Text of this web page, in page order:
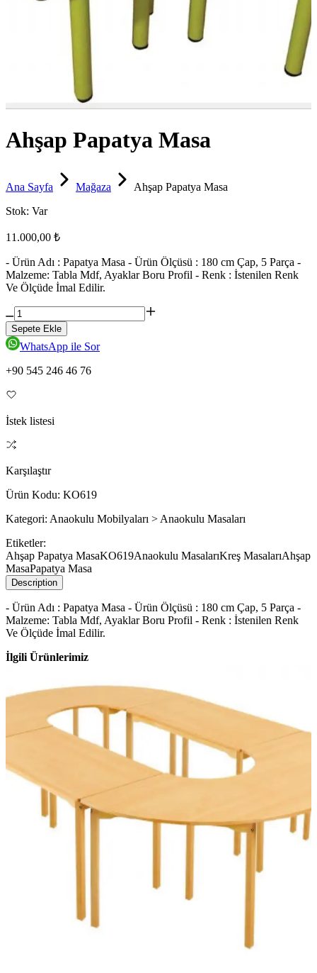
Ahşap Papatya Masa
Ana Sayfa Mağaza
Ahşap Papatya Masa
Stok: Var
11.000,00 ₺
- Ürün Adı : Papatya Masa - Ürün Ölçüsü : 180 cm Çap, 5 Parça -
Malzeme: Tabla Mdf, Ayaklar Boru Profil - Renk : İstenilen Renk
Ve Ölçüde İmal Edilir.
Sepete Ekle
WhatsApp ile Sor
+90 545 246 46 76
İstek listesi
Karşılaştır
Ürün Kodu: KO619
Kategori: Anaokulu Mobilyaları > Anaokulu Masaları
Etiketler:
Ahşap Papatya MasaKO619Anaokulu MasalarıKreş MasalarıAhşap
MasaPapatya Masa
Description
- Ürün Adı : Papatya Masa - Ürün Ölçüsü : 180 cm Çap, 5 Parça -
Malzeme: Tabla Mdf, Ayaklar Boru Profil - Renk : İstenilen Renk
Ve Ölçüde İmal Edilir.
İlgili Ürünlerimiz